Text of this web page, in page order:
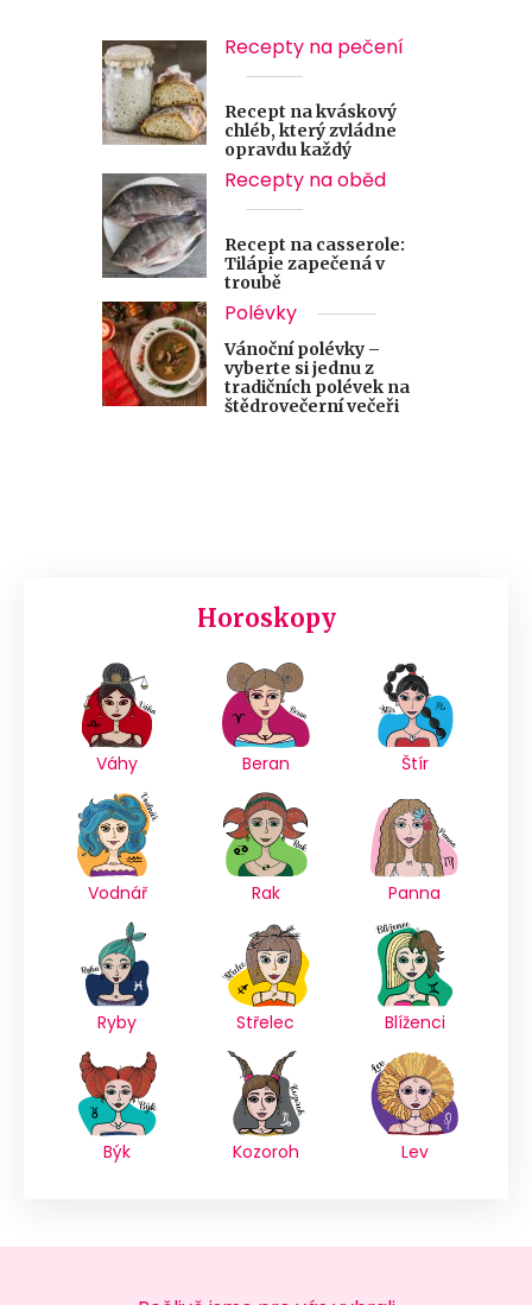
Recepty na pečení
Recept na kváskový
chléb, který zvládne
opravdu každý
Recepty na oběd
Recept na casserole:
Tilápie zapečená v
troubě
Polévky
Vánoční polévky –
vyberte si jednu z
tradičních polévek na
štědrovečerní večeři
Horoskopy
Váhy Beran Štír
Vodnář Rak Panna
Ryby Střelec Blíženci
Býk Kozoroh Lev